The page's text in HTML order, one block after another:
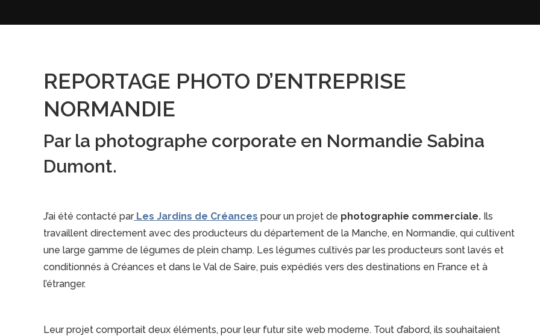
REPORTAGE PHOTO D’ENTREPRISE
NORMANDIE
Par la photographe corporate en Normandie Sabina
Dumont.
J’ai été contacté parLes Jardins de Créances pour un projet de photographie commerciale. Ils
travaillent directement avec des producteurs du département de la Manche, en Normandie, qui cultivent
une large gamme de légumes de plein champ. Les légumes cultivés par les producteurs sont lavés et
conditionnés à Créances et dans le Val de Saire, puis expédiés vers des destinations en France et à
l’étranger.
Leur projet comportait deux éléments, pour leur futur site web moderne. Tout d’abord, ils souhaitaient